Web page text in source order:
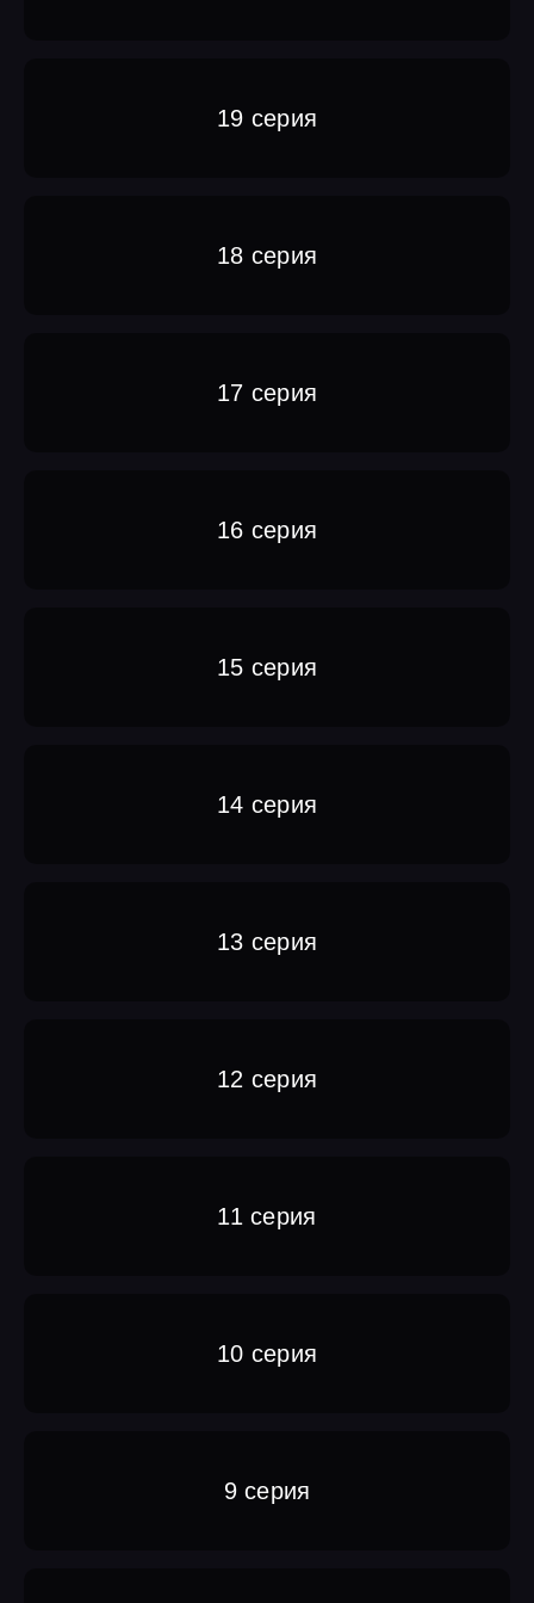
19 серия
18 серия
17 серия
16 серия
15 серия
14 серия
13 серия
12 серия
11 серия
10 серия
9 серия